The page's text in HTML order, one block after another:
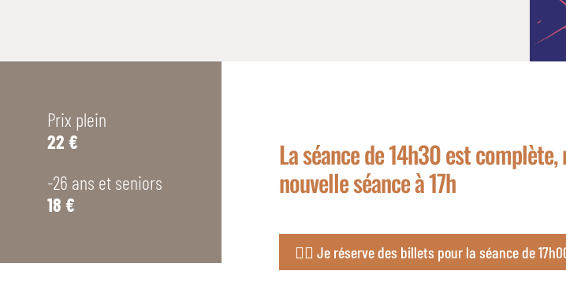
Prix plein
22 €
-26 ans et seniors
18 €
La séance de 14h30 est
nouvelle séance à 17h
👉🏼 Je réserve des billets pour la séance de